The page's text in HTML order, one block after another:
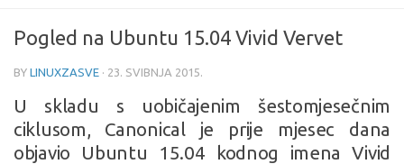
Pogled na Ubuntu 15.04 Vivid Vervet
BY LINUXZASVE · 23. SVIBNJA 2015.
U skladu s uobičajenim šestomjesečnim
ciklusom, Canonical je prije mjesec dana
objavio Ubuntu 15.04 kodnog imena Vivid